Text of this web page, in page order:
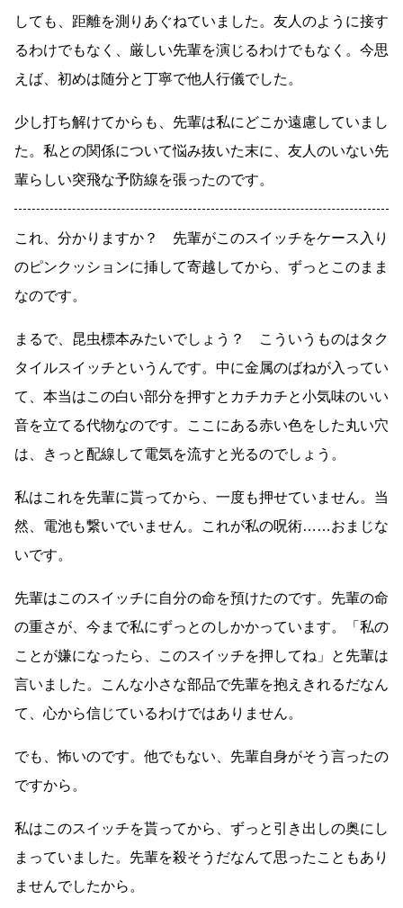
しても、距離を測りあぐねていました。友人のように接す
るわけでもなく、厳しい先輩を演じるわけでもなく。今思
えば、初めは随分と丁寧で他人行儀でした。
少し打ち解けてからも、先輩は私にどこか遠慮していまし
た。私との関係について悩み抜いた末に、友人のいない先
輩らしい突飛な予防線を張ったのです。
これ、分かりますか？ 先輩がこのスイッチをケース入り
のピンクッションに挿して寄越してから、ずっとこのまま
なのです。
まるで、昆虫標本みたいでしょう？ こういうものはタク
タイルスイッチというんです。中に金属のばねが入ってい
て、本当はこの白い部分を押すとカチカチと小気味のいい
音を立てる代物なのです。ここにある赤い色をした丸い穴
は、きっと配線して電気を流すと光るのでしょう。
私はこれを先輩に貰ってから、一度も押せていません。当
然、電池も繋いでいません。これが私の呪術……おまじな
いです。
先輩はこのスイッチに自分の命を預けたのです。先輩の命
の重さが、今まで私にずっとのしかかっています。「私の
ことが嫌になったら、このスイッチを押してね」と先輩は
言いました。こんな小さな部品で先輩を抱えきれるだなん
て、心から信じているわけではありません。
でも、怖いのです。他でもない、先輩自身がそう言ったの
ですから。
私はこのスイッチを貰ってから、ずっと引き出しの奥にし
まっていました。先輩を殺そうだなんて思ったこともあり
ませんでしたから。